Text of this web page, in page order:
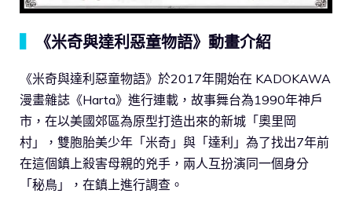
《米奇與達利惡童物語》動畫介紹
《米奇與達利惡童物語》於2017年開始在 KADOKAWA
漫畫雜誌《Harta》進行連載，故事舞台為1990年神戶
市，在以美國郊區為原型打造出來的新城「奧里岡
村」，雙胞胎美少年「米奇」與「達利」為了找出7年前
在這個鎮上殺害母親的兇手，兩人互扮演同一個身分
「秘鳥」，在鎮上進行調查。